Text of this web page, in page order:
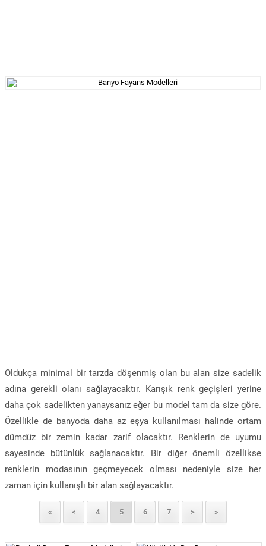
Oldukça minimal bir tarzda döşenmiş olan bu alan size sadelik
adına gerekli olanı sağlayacaktır. Karışık renk geçişleri yerine
daha çok sadelikten yanaysanız eğer bu model tam da size göre.
Özellikle de banyoda daha az eşya kullanılması halinde ortam
dümdüz bir zemin kadar zarif olacaktır. Renklerin de uyumu
sayesinde bütünlük sağlanacaktır. Bir diğer önemli özellikse
renklerin modasının geçmeyecek olması nedeniyle size her
zaman için kullanışlı bir alan sağlayacaktır.
« < 4 5 6 7 > »